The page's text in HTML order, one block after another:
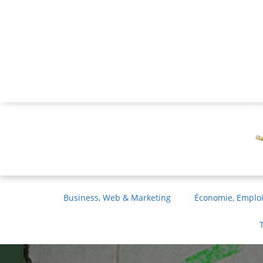
Business, Web & Marketing Économie,